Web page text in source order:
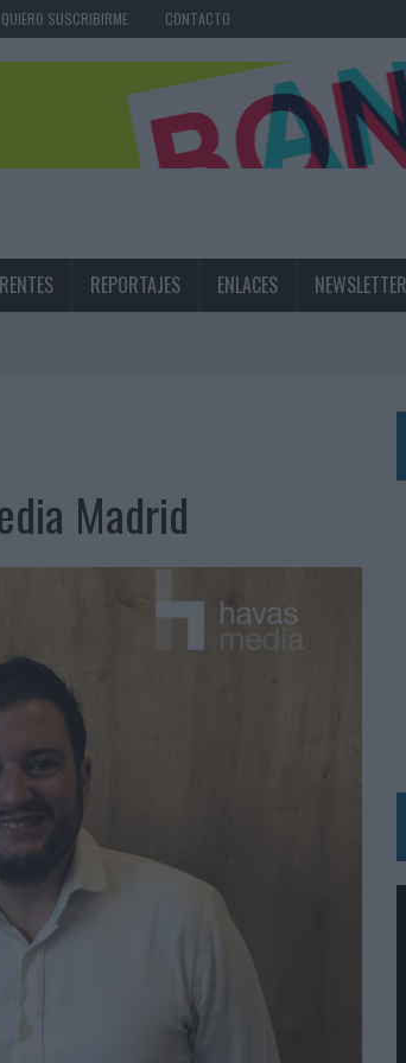
QUIERO SUSCRIBIRME CONTACTO
REPORTAJES ENLACES NEWSLETTER
BARCELONÉS
EN IBIZA
AL MÓVIL COMO DISPOSITIVO MÁS UTILIZADO
CALIPPO Y SOLERO
EN ACTIVOS CULTURALES Y ECONÓMICOS
CON LOS MEDIOS
INTERNACIONAL
Y LA MEDICIÓN SON DOS CARAS DE LA MISMA
Madrid